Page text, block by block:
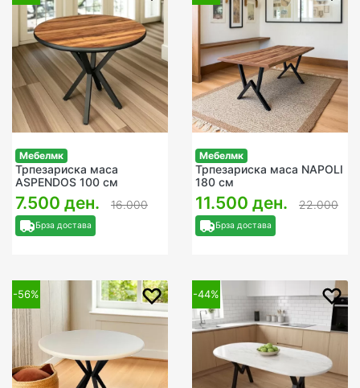
Мебелмк
Трпезариска маса
ASPENDOS 100 см
7.500 ден. 16.000
Брза достава
Мебелмк
Трпезариска маса NAPOLI
180 см
11.500 ден. 22.000
Брза достава
-56% -44%